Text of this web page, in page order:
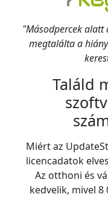
"Másodpercek alatt
megtalálta a
Találd
Miért az
licencadatok
Az otthoni és
kedvelik, mivel